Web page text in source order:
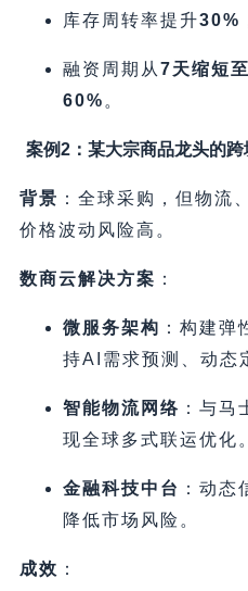
库存周转率提升30%​
融资周期从 7天缩短
60%​ 。
案例2：某大宗商品龙头的
背景 ：全球采购，但物流
价格波动风险高。
数商云解决方案 ​：
微服务架构 ：构建弹
持AI需求预测、动态
智能物流网络 ：与马
现全球多式联运优化。
金融科技中台 ：动态
降低市场风险。
成效 ​：